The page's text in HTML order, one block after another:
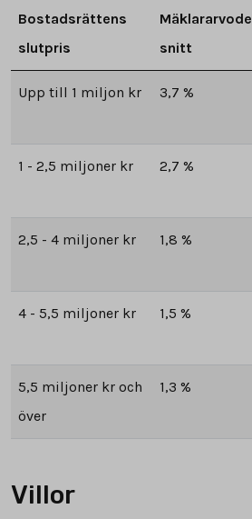
Bostadsrättens
slutpris
Mäklararvode
snitt
Upp till 1 miljon kr 3,7 %
1 - 2,5 miljoner kr 2,7 %
2,5 - 4 miljoner kr 1,8 %
4 - 5,5 miljoner kr 1,5 %
5,5 miljoner kr och
över
1,3 %
Villor